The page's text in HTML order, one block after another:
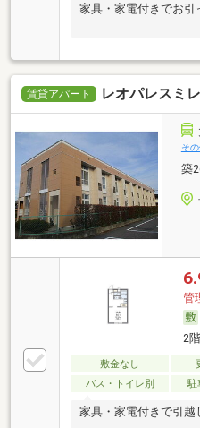
家具・家電付きでお引
賃貸アパート レオパレスミ
そ
築
管
2
敷金なし
バス・トイレ別
駐
家具・家電付きで引越